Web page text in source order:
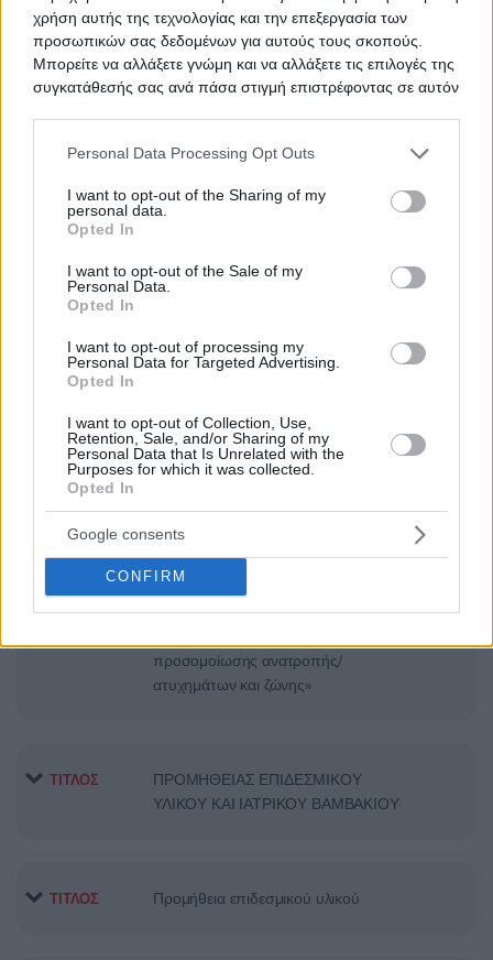
χρήση αυτής της τεχνολογίας και την επεξεργασία των
προσωπικών σας δεδομένων για αυτούς τους σκοπούς.
Μπορείτε να αλλάξετε γνώμη και να αλλάξετε τις επιλογές της
συγκατάθεσής σας ανά πάσα στιγμή επιστρέφοντας σε αυτόν
Please note that this website/app uses one or more Google
not limited to your visit or usage behaviour. You may click to
grant or deny consent to Google and its third-party tags to
use your data for below specified purposes in below Google
consent section.
Personal Data Processing Opt Outs
I want to opt-out of the Sharing of my
personal data.
Opted In
I want to opt-out of the Sale of my
Personal Data.
Opted In
I want to opt-out of processing my
Personal Data for Targeted Advertising.
Opted In
I want to opt-out of Collection, Use,
Retention, Sale, and/or Sharing of my
Personal Data that Is Unrelated with the
Purposes for which it was collected.
Opted In
Google consents
CONFIRM
ΤΙΤΛΟΣ
Προμήθεια 15 μηχανών
αιμοκάθαρσης
ΤΙΤΛΟΣ
Προμήθεια επιστημονικού οργάνου
ηλεκτροστατικής ινοποίησης
(Electrospinning)
ΤΙΤΛΟΣ
ΤΙΤΛΟΣ
ΣΥΝΤΗΡΗΣΗΣ ΙΑΤΡΙΚΟΥ
ΕΞΟΠΛΙΣΜΟΥ
προσομοίωσης ανατροπής/
ατυχημάτων και ζώνης»
ΤΙΤΛΟΣ
ΠΡΟΜΗΘΕΙΑΣ ΕΠΙΔΕΣΜΙΚΟΥ
ΥΛΙΚΟΥ ΚΑΙ ΙΑΤΡΙΚΟΥ ΒΑΜΒΑΚΙΟΥ
ΤΙΤΛΟΣ Προμήθεια επιδεσμικού υλικού